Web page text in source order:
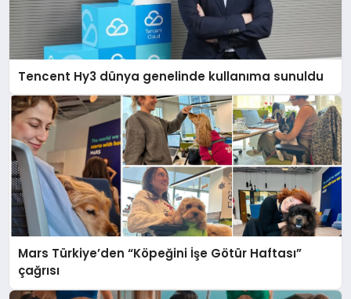
Tencent Hy3 dünya genelinde kullanıma sunuldu
Mars Türkiye’den “Köpeğini İşe Götür Haftası”
çağrısı